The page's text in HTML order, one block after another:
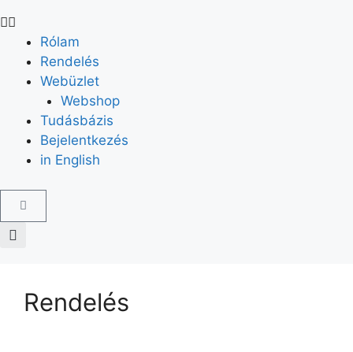
Rólam
Rendelés
Webüzlet
Webshop
Tudásbázis
Bejelentkezés
in English
Rendelés